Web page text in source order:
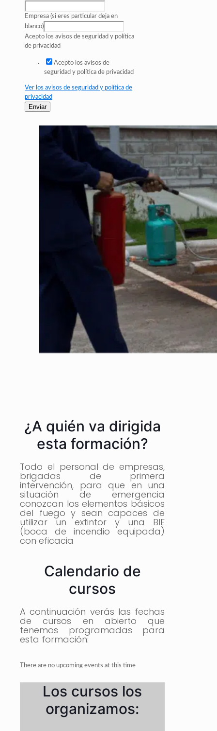
Empresa (si eres particular deja en
blanco)
Acepto los avisos de seguridad y política
de privacidad
Acepto los avisos de
seguridad y política de privacidad
Ver los avisos de seguridad y política de
privacidad
Enviar
¿A quién va dirigida
esta formación?
Todo el personal de empresas,
brigadas de primera
intervención, para que en una
situación de emergencia
conozcan los elementos básicos
del fuego y sean capaces de
utilizar un extintor y una BIE
(boca de incendio equipada)
con eficacia
Calendario de
cursos
A continuación verás las fechas
de cursos en abierto que
tenemos programadas para
esta formación:
There are no upcoming events at this time
Los cursos los
organizamos: